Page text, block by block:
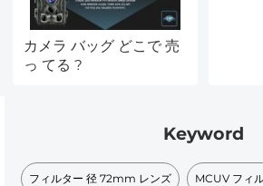
カメラ バッグ どこで 売
っ てる ?
Keyword
フィルター 径 72mm レンズ​ MCUV フィ